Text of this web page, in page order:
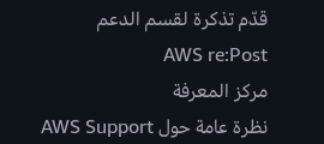
قدّم تذكرة لقسم الدعم
AWS re:Post
مركز المعرفة
نظرة عامة حول AWS Support